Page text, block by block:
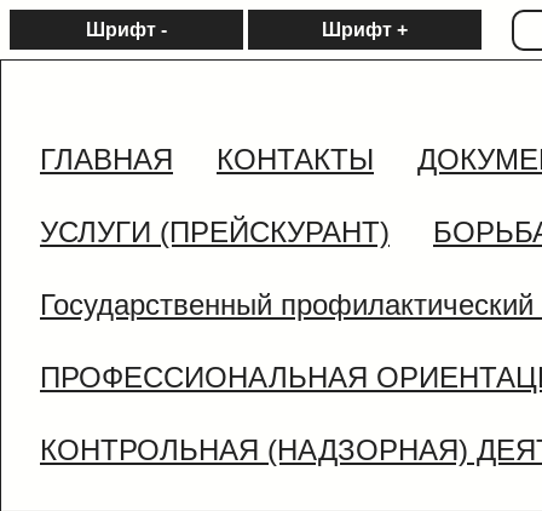
Шрифт - Шрифт +
ГЛАВНАЯ КОНТАКТЫ
УСЛУГИ (ПРЕЙСКУРАНТ)
Государственный
ПРОФЕССИОНАЛЬНАЯ
КОНТРОЛЬНАЯ (НАДЗОРНАЯ)